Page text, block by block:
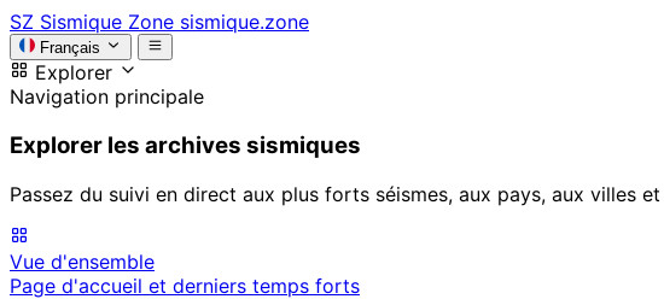
SZ Sismique Zone sismique.zone
Français
Explorer
Navigation principale
Explorer les archives sismiques
Passez du suivi en direct aux plus forts séismes, aux pays, aux villes
Vue d'ensemble
Page d'accueil et derniers temps forts